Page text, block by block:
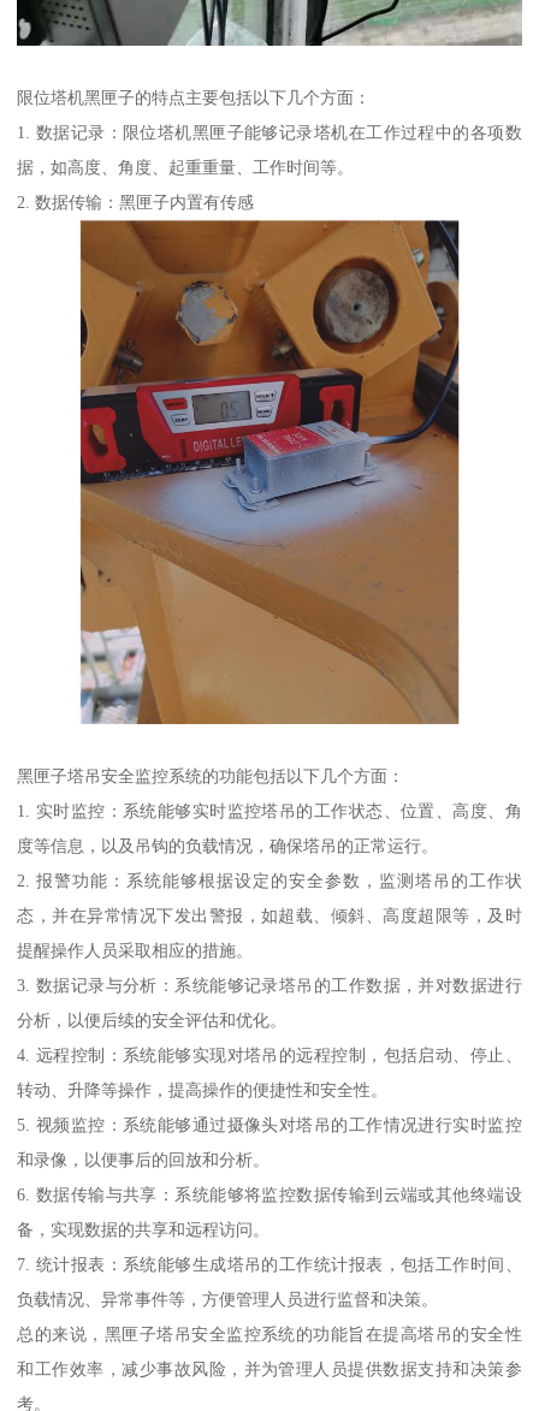
限位塔机黑匣子的特点主要包括以下几个方面：
1. 数据记录：限位塔机黑匣子能够记录塔机在工作过程中的各项数
据，如高度、角度、起重重量、工作时间等。
2. 数据传输：黑匣子内置有传感
黑匣子塔吊安全监控系统的功能包括以下几个方面：
1. 实时监控：系统能够实时监控塔吊的工作状态、位置、高度、角
度等信息，以及吊钩的负载情况，确保塔吊的正常运行。
2. 报警功能：系统能够根据设定的安全参数，监测塔吊的工作状
态，并在异常情况下发出警报，如超载、倾斜、高度超限等，及时
提醒操作人员采取相应的措施。
3. 数据记录与分析：系统能够记录塔吊的工作数据，并对数据进行
分析，以便后续的安全评估和优化。
4. 远程控制：系统能够实现对塔吊的远程控制，包括启动、停止、
转动、升降等操作，提高操作的便捷性和安全性。
5. 视频监控：系统能够通过摄像头对塔吊的工作情况进行实时监控
和录像，以便事后的回放和分析。
6. 数据传输与共享：系统能够将监控数据传输到云端或其他终端设
备，实现数据的共享和远程访问。
7. 统计报表：系统能够生成塔吊的工作统计报表，包括工作时间、
负载情况、异常事件等，方便管理人员进行监督和决策。
总的来说，黑匣子塔吊安全监控系统的功能旨在提高塔吊的安全性
和工作效率，减少事故风险，并为管理人员提供数据支持和决策参
考。